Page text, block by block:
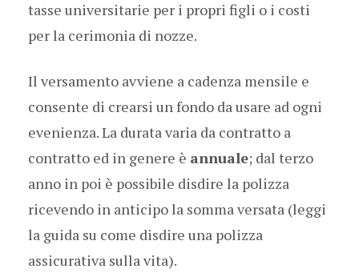
tasse universitarie per i propri figli o i costi
per la cerimonia di nozze.
Il versamento avviene a cadenza mensile e
consente di crearsi un fondo da usare ad ogni
evenienza. La durata varia da contratto a
contratto ed in genere è annuale; dal terzo
anno in poi è possibile disdire la polizza
ricevendo in anticipo la somma versata (leggi
la guida su come disdire una polizza
assicurativa sulla vita).